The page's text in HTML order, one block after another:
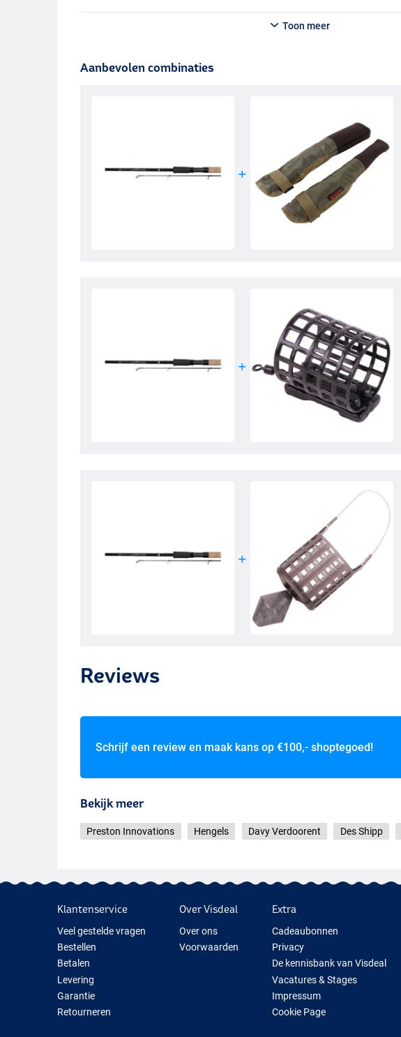
Toon meer
Aanbevolen combinaties
Reviews
Schrijf een review en maak kans op €100,- shoptegoed!
Bekijk meer
Preston Innovations Hengels Davy Verdoorent Des Shipp
Klantenservice
Veel gestelde vragen
Bestellen
Betalen
Levering
Garantie
Retourneren
Over Visdeal
Over ons
Voorwaarden
Extra
Cadeaubonnen
Privacy
De kennisbank van Visdeal
Vacatures & Stages
Impressum
Cookie Page